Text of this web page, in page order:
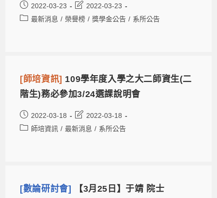
2022-03-23
2022-03-23
最新消息 / 榮譽榜 / 獎學金公告 / 系所公告
[師培資訊] 109學年度入學之大二師資生(二
階生)務必參加3/24選課說明會
2022-03-18
2022-03-18
師培資訊 / 最新消息 / 系所公告
[數論研討會]
【3月25日】于靖 院士